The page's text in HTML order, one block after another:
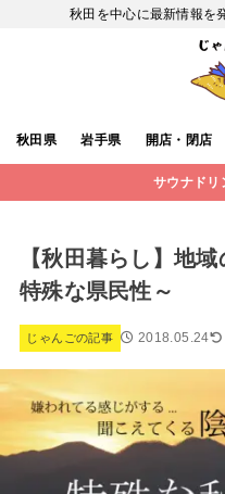
秋田を中心に最新情報を
秋田県 岩手県 開店・閉店
サウナドリ
【秋田暮らし】地
特殊な県民性～
じゃんごの記事 2018.05.24